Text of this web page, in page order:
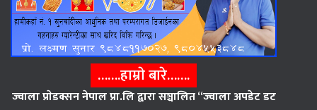
…….हाम्राे बारे…….
ज्वाला प्राेडक्सन नेपाल प्रा.लि द्वारा सञ्चालित “ज्वाला अपडेट डट